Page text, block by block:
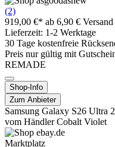
(2)
919,00 €* ab 6,90 € Versand
Lieferzeit: 1-2 Werktage
30 Tage kostenfreie
Preis nur gültig mit
REMADE
Shop-Info
Zum Anbieter
Samsung Galaxy S26 Ultra
vom Händler Cobalt Violet
Marktplatz